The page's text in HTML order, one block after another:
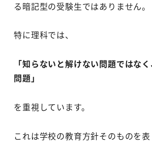
る暗記型の受験生ではありません。
特に理科では、
「知らないと解けない問題ではな
問題」
を重視しています。
これは学校の教育方針そのものを表